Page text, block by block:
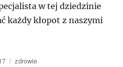
w tej dziedzinie
każdy kłopot z naszymi
Kategorie
zdrowie